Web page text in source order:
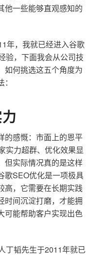
他一些能够直观感知的
年，我就已经进入谷歌
验，下面我会从公司技
如何挑选这五个角度为
的感慨：市面上的恩平
实力超群、优化效果显
但实际情况真的是这样
歌SEO优化是一项极具
高，它需要在长期实践
时间沉淀打磨，才能拥
可能帮助客户实现出色
丁韬先生于2011年就已